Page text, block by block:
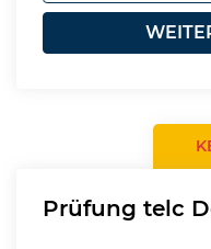
Prüfung telc